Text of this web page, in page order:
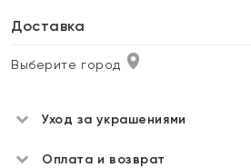
Доставка
Выберите город
Уход за украшениями
Оплата и возврат